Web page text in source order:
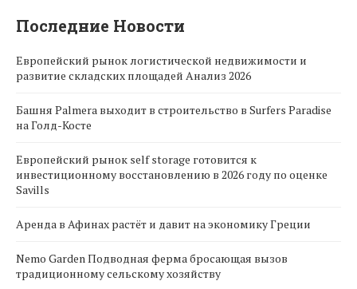
Последние Новости
Европейский рынок логистической недвижимости и
развитие складских площадей Анализ 2026
Башня Palmera выходит в строительство в Surfers Paradise
на Голд-Косте
Европейский рынок self storage готовится к
инвестиционному восстановлению в 2026 году по оценке
Savills
Аренда в Афинах растёт и давит на экономику Греции
Nemo Garden Подводная ферма бросающая вызов
традиционному сельскому хозяйству